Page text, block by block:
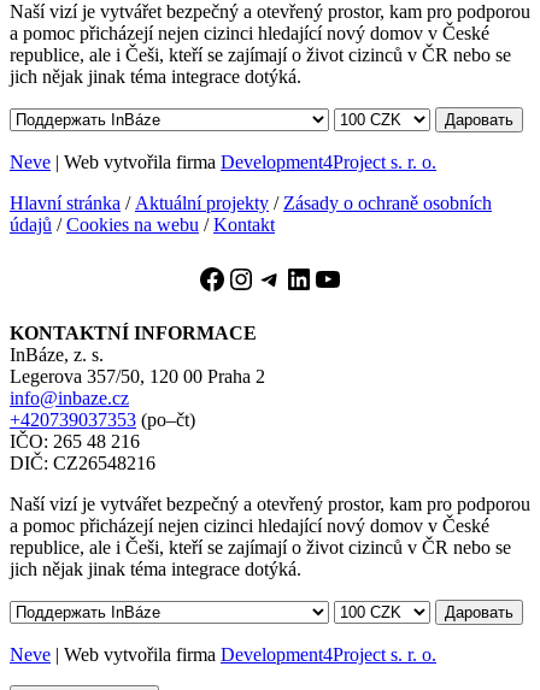
Naší vizí je vytvářet bezpečný a otevřený prostor, kam pro podporou
a pomoc přicházejí nejen cizinci hledající nový domov v České
republice, ale i Češi, kteří se zajímají o život cizinců v ČR nebo se
jich nějak jinak téma integrace dotýká.
Даровать
Neve | Web vytvořila firma Development4Project s. r. o.
Hlavní stránka / Aktuální projekty / Zásady o ochraně osobních
údajů /Cookies na webu /Kontakt
Facebook
Instagram
Telegram
LinkedIn
YouTube
KONTAKTNÍ INFORMACE
InBáze, z. s.
Legerova 357/50, 120 00 Praha 2
info@inbaze.cz
+420739037353 (po–čt)
IČO: 265 48 216
DIČ: CZ26548216
Naší vizí je vytvářet bezpečný a otevřený prostor, kam pro podporou
a pomoc přicházejí nejen cizinci hledající nový domov v České
republice, ale i Češi, kteří se zajímají o život cizinců v ČR nebo se
jich nějak jinak téma integrace dotýká.
Даровать
Neve | Web vytvořila firma Development4Project s. r. o.